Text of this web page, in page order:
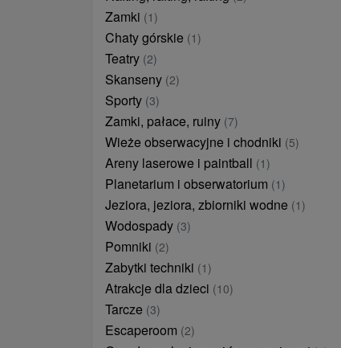
Zamki (1)
Chaty górskie (1)
Teatry (2)
Skanseny (2)
Sporty (3)
Zamki, pałace, ruiny (7)
Wieże obserwacyjne i chodniki (5)
Areny laserowe i paintball (1)
Planetarium i obserwatorium (1)
Jeziora, jeziora, zbiorniki wodne (1)
Wodospady (3)
Pomniki (2)
Zabytki techniki (1)
Atrakcje dla dzieci (10)
Tarcze (3)
Escaperoom (2)